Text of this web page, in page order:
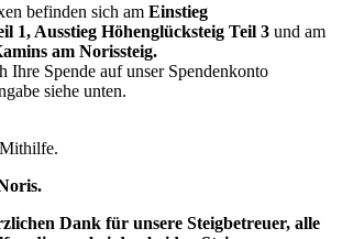
befinden sich am Einstieg
1, Ausstieg Höhenglücksteig Teil 3 und am
am Norissteig.
Ihre Spende auf unser Spendenkonto
siehe unten.
Dank für unsere Steigbetreuer, alle